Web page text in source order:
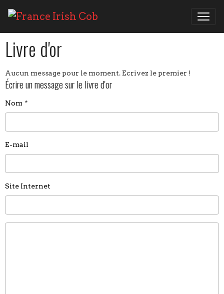
Livre d'or
Aucun message pour le moment. Ecrivez le premier !
Écrire un message sur le livre d'or
Nom
E-mail
Site Internet